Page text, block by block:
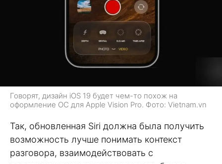
Говорят, дизайн iOS 19 будет чем-то похож на
оформление ОС для Apple Vision Pro. Фото: Vietnam.vn
Так, обновленная Siri должна была получить
возможность лучше понимать контекст
разговора, взаимодействовать с